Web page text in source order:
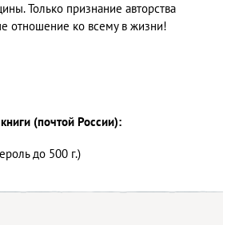
Только признание авторства
отношение ко всему в жизни!
(почтой России):
до 500 г.)